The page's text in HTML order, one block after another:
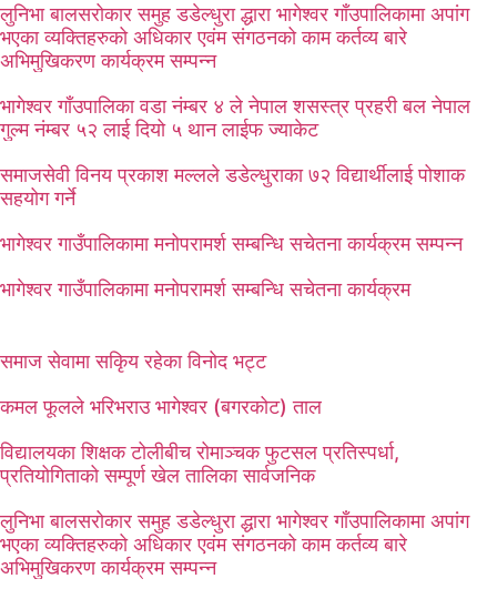
लुनिभा बालसरोकार समुह डडेल्धुरा द्धारा भागेश्वर गाँउपालिकामा अपांग
भएका व्यक्तिहरुको अधिकार एवंम संगठनको काम कर्तव्य बारे
अभिमुखिकरण कार्यक्रम सम्पन्न
भागेश्वर गाँउपालिका वडा नंम्बर ४ ले नेपाल शसस्त्र प्रहरी बल नेपाल
गुल्म नंम्बर ५२ लाई दियो ५ थान लाईफ ज्याकेट
समाजसेवी विनय प्रकाश मल्लले डडेल्धुराका ७२ विद्यार्थीलाई पोशाक
सहयोग गर्ने
भागेश्वर गाउँपालिकामा मनोपरामर्श सम्बन्धि सचेतना कार्यक्रम सम्पन्न
भागेश्वर गाउँपालिकामा मनोपरामर्श सम्बन्धि सचेतना कार्यक्रम
समाज सेवामा सकिृय रहेका विनोद भट्ट
कमल फूलले भरिभराउ भागेश्वर (बगरकोट) ताल
विद्यालयका शिक्षक टोलीबीच रोमाञ्चक फुटसल प्रतिस्पर्धा,
प्रतियोगिताको सम्पूर्ण खेल तालिका सार्वजनिक
लुनिभा बालसरोकार समुह डडेल्धुरा द्धारा भागेश्वर गाँउपालिकामा अपांग
भएका व्यक्तिहरुको अधिकार एवंम संगठनको काम कर्तव्य बारे
अभिमुखिकरण कार्यक्रम सम्पन्न